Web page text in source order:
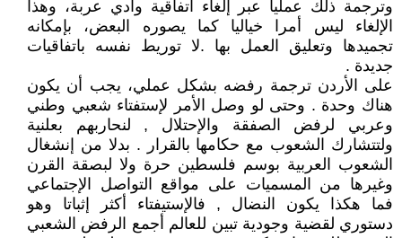
وترجمة ذلك عمليا عبر إلغاء اتفاقية وادي عربة، وهذا
الإلغاء ليس أمرا خياليا كما يصوره البعض، بإمكانه
تجميدها وتعليق العمل بها .لا توريط نفسه باتفاقيات
جديدة .
على الأردن ترجمة رفضه بشكل عملي، يجب أن يكون
هناك وحدة . وحتى لو وصل الأمر لإستفتاء شعبي وطني
وعربي لرفض الصفقة والإحتلال , لنحاربهم بعلنية
ولتتشارك الشعوب مع حكامها بالقرار . بدلا من إنشغال
الشعوب العربية بوسم فلسطين حرة ولا لبصقة القرن
وغيرها من المسميات على مواقع التواصل الإجتماعي
فما هكذا يكون النضال , فالإستيفتاء أكثر إثباتا وهو
دستوري لقضية وجودية تبين للعالم أجمع الرفض الشعبي